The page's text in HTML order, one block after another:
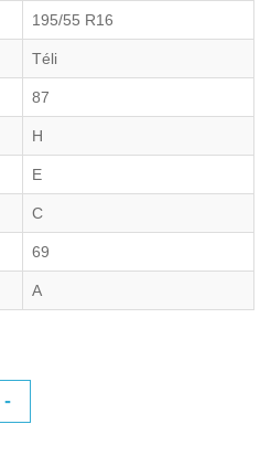
195/55 R16
Téli
87
H
E
C
69
A
-